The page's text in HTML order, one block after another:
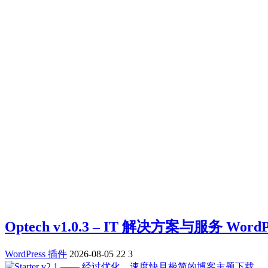
Optech v1.0.3 – IT 解决方案与服务
WordPress 插件 2026-08-05 22 3